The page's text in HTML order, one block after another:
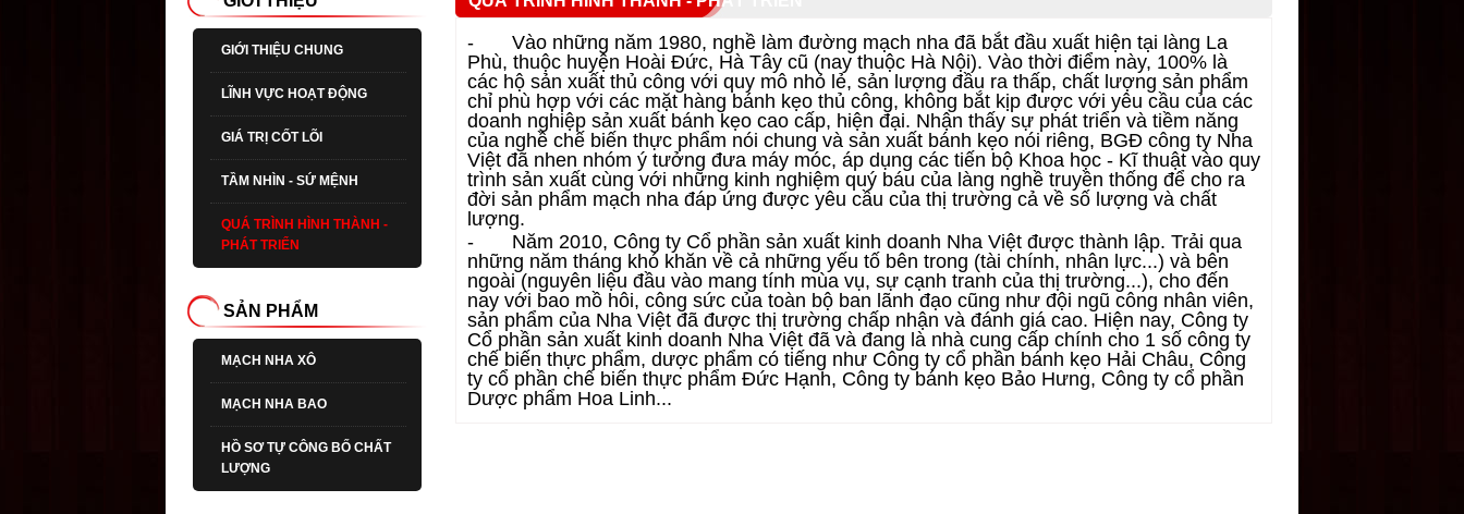
GIỚI THIỆU CHUNG
LĨNH VỰC HOẠT ĐỘNG
GIÁ TRỊ CỐT LÕI
TẦM NHÌN - SỨ MỆNH
QUÁ TRÌNH HÌNH THÀNH -
PHÁT TRIỂN
SẢN PHẨM
MẠCH NHA XÔ
MẠCH NHA BAO
HỒ SƠ TỰ CÔNG BỐ CHẤT
LƯỢNG
- Vào những năm 1980, nghề làm đường mạch nha đã bắt đầu xuất hiện tại làng La
Phù, thuộc huyện Hoài Đức, Hà Tây cũ (nay thuộc Hà Nội). Vào thời điểm này, 100% là
các hộ sản xuất thủ công với quy mô nhỏ lẻ, sản lượng đầu ra thấp, chất lượng sản phẩm
chỉ phù hợp với các mặt hàng bánh kẹo thủ công, không bắt kịp được với yêu cầu của các
doanh nghiệp sản xuất bánh kẹo cao cấp, hiện đại. Nhận thấy sự phát triển và tiềm năng
của nghề chế biến thực phẩm nói chung và sản xuất bánh kẹo nói riêng, BGĐ công ty Nha
Việt đã nhen nhóm ý tưởng đưa máy móc, áp dụng các tiến bộ Khoa học - Kĩ thuật vào quy
trình sản xuất cùng với những kinh nghiệm quý báu của làng nghề truyền thống để cho ra
đời sản phẩm mạch nha đáp ứng được yêu cầu của thị trường cả về số lượng và chất
lượng.
- Năm 2010, Công ty Cổ phần sản xuất kinh doanh Nha Việt được thành lập. Trải qua
những năm tháng khó khăn về cả những yếu tố bên trong (tài chính, nhân lực...) và bên
ngoài (nguyên liệu đầu vào mang tính mùa vụ, sự cạnh tranh của thị trường...), cho đến
nay với bao mồ hôi, công sức của toàn bộ ban lãnh đạo cũng như đội ngũ công nhân viên,
sản phẩm của Nha Việt đã được thị trường chấp nhận và đánh giá cao. Hiện nay, Công ty
Cổ phần sản xuất kinh doanh Nha Việt đã và đang là nhà cung cấp chính cho 1 số công ty
chế biến thực phẩm, dược phẩm có tiếng như Công ty cổ phần bánh kẹo Hải Châu, Công
ty cổ phần chế biến thực phẩm Đức Hạnh, Công ty bánh kẹo Bảo Hưng, Công ty cổ phần
Dược phẩm Hoa Linh...